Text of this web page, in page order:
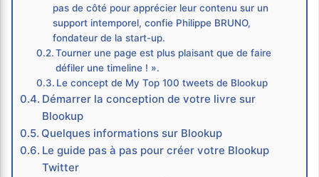
pas de côté pour apprécier leur contenu sur un
support intemporel, confie Philippe BRUNO,
fondateur de la start-up.
Tourner une page est plus plaisant que de faire
défiler une timeline ! ».
Le concept de My Top 100 tweets de Blookup
Démarrer la conception de votre livre sur
Blookup
Quelques informations sur Blookup
Le guide pas à pas pour créer votre Blookup
Twitter